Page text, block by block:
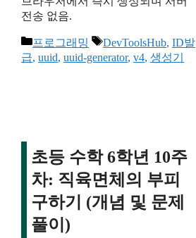
전송 없음.
카
테
프로그래밍
태
그
DevToolsHub, ID발
급, uuid, uuid-generator, v4, 생성기
초등 수학 6학년 10주
차: 직육면체의 부피
구하기 (개념 및 문제
풀이)